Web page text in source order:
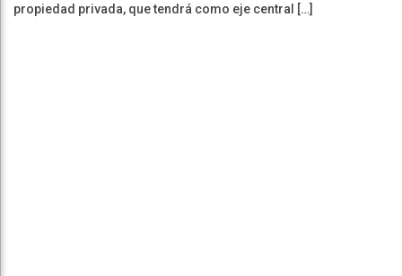
propiedad privada, que tendrá como eje central […]